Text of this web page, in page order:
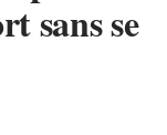
sans se